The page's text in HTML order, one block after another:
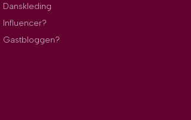
Danskleding
Influencer?
Gastbloggen?